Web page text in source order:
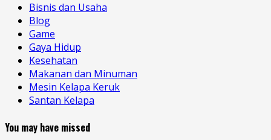
Bisnis dan Usaha
Blog
Game
Gaya Hidup
Kesehatan
Makanan dan Minuman
Mesin Kelapa Keruk
Santan Kelapa
You may have missed